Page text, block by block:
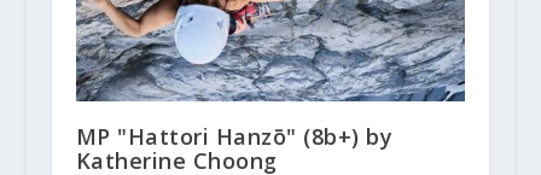
MP "Hattori Hanzō" (8b+) by
Katherine Choong